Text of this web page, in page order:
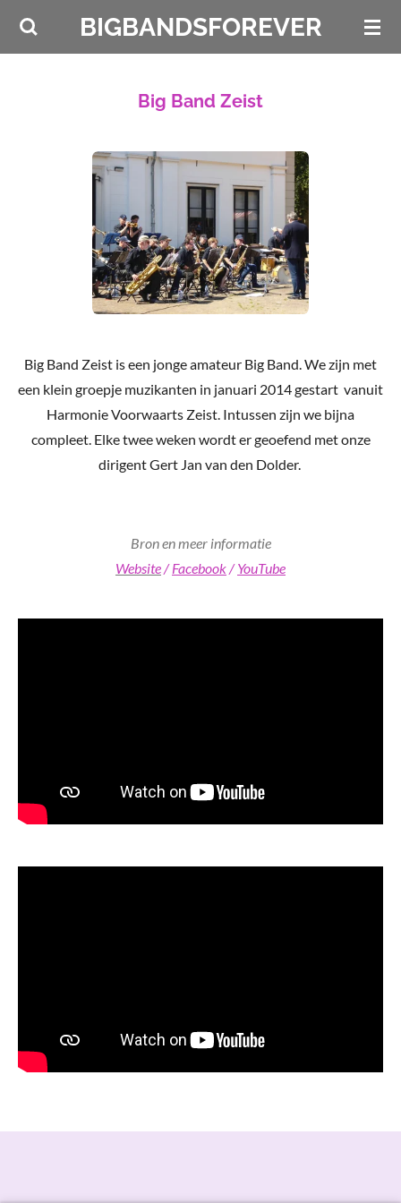
Ga
BIGBANDSFOREVER
Big Band Zeist
Big Band Zeist is een jonge amateur Big Band. We zijn met
een klein groepje muzikanten in januari 2014 gestart vanuit
Harmonie Voorwaarts Zeist. Intussen zijn we bijna
compleet. Elke twee weken wordt er geoefend met onze
dirigent Gert Jan van den Dolder.
Bron en meer informatie
Website /Facebook /YouTube